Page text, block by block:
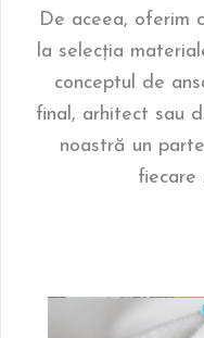
De aceea, oferim
la selecția
conceptul de
final, arhitect sau
noastră un
fiecare